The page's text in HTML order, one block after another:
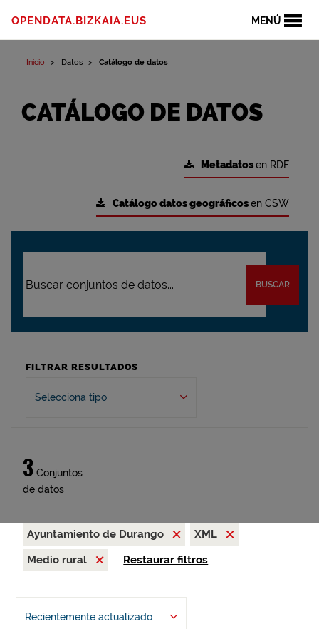
MENÚ
OPENDATA.BIZKAIA.EUS
Inicio Datos Catálogo de datos
CATÁLOGO DE DATOS
Metadatosen RDF
Catálogo datos geográficosen CSW
BUSCAR
FILTRAR RESULTADOS
Selecciona tipo
3 Conjuntos
de datos
Ayuntamiento de Durango
XML
Medio rural
Restaurar filtros
Recientemente actualizado